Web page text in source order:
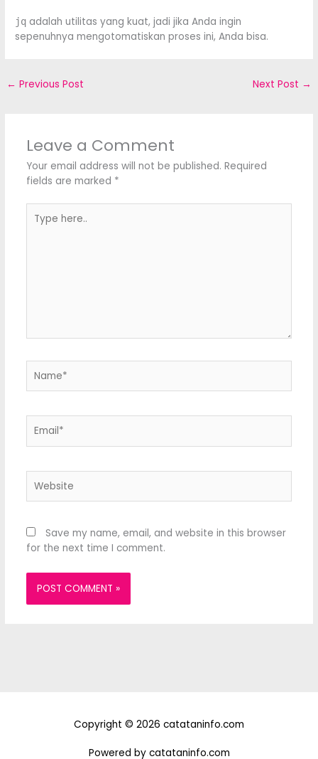
jq adalah utilitas yang kuat, jadi jika Anda ingin
sepenuhnya mengotomatiskan proses ini, Anda bisa.
← Previous Post Next Post →
Leave a Comment
Your email address will not be published. Required
fields are marked *
here..
Save my name, email, and website in this browser
for the next time I comment.
Copyright © 2026 catataninfo.com
Powered by catataninfo.com